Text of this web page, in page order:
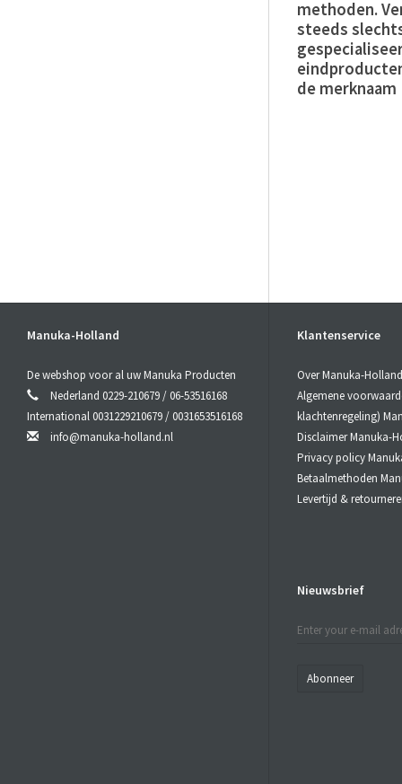
methoden.
steeds
de
Manuka-Holland
De webshop voor al uw Manuka Producten
Nederland 0229-210679 / 06-53516168
International 0031229210679 / 0031653516168
info@manuka-holland.nl
Klantenservice
Over Manuka-Holland
Algemene
klachtenregeling)
Disclaimer Manuka-
Privacy policy
Betaalmethoden
Levertijd &
Nieuwsbrief
Abonneer